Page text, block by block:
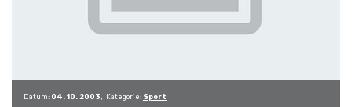
Datum: 04. 10. 2003 Kategorie: Sport